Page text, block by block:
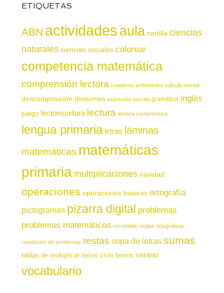
ETIQUETAS
ABN actividadesaula cartilla ciencias
naturales ciencias sociales colorear
competencia matemática
comprensión lectora cuaderno actividades cálculo mental
descomposición divisiones expresión escrita gramática inglés
juego lectoescritura lectura lectura comprensiva
lengua primaria letras láminas
matemáticas matemáticas
primaria multiplicaciones navidad
operaciones operaciones básicas ortografía
pictogramas pizarra digital problemas
problemas matemáticos recortable reglas ortográficas
resolución de problemas restas sopa de letras sumas
tablas de multiplicar tercer ciclo textos verano
vocabulario